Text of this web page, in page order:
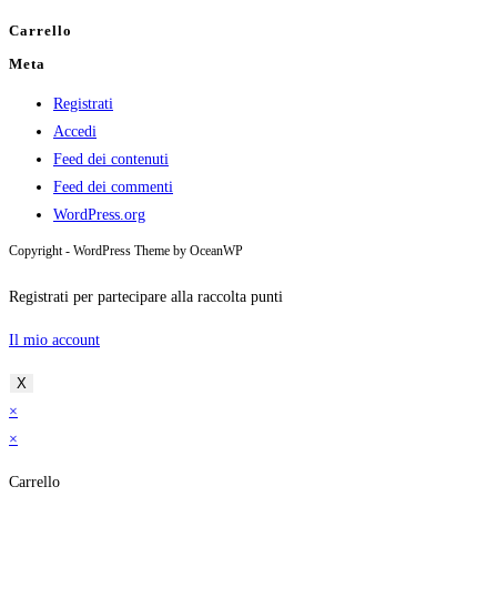
Carrello
Meta
Registrati
Accedi
Feed dei contenuti
Feed dei commenti
WordPress.org
Copyright - WordPress Theme by OceanWP
Registrati per partecipare alla raccolta punti
Il mio account
X
×
×
Carrello